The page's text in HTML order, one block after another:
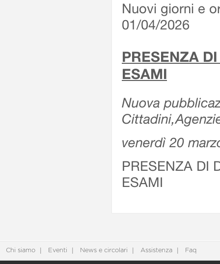
Nuovi giorni e
01/04/2026
PRESENZA
ESAMI
Nuova
venerdì 20
PRESENZA DI
ESAMI
Chi siamo Eventi News e circolari Assistenza Faq